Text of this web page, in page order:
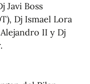
Javi Boss
Dj Ismael Lora
II y Dj